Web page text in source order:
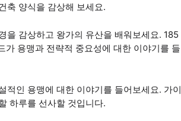
축 양식을 감상해 보세요.
을 감상하고 왕가의 유산을 배워보세요. 185
용맹과 전략적 중요성에 대한 이야기를 들
적인 용맹에 대한 이야기를 들어보세요. 가이
하루를 선사할 것입니다.